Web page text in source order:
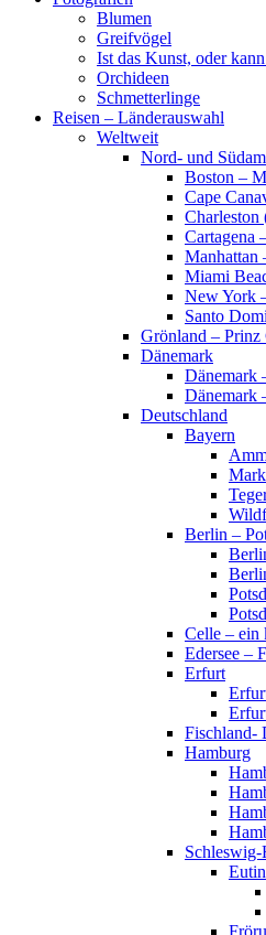
Blumen
Greifvögel
Ist das Kunst, oder
Orchideen
Schmetterlinge
Reisen – Länderauswahl
Weltweit
Nord- und
Boston –
Cape
Charleston
Cartagena
Manhattan
Miami
New York
Santo
Grönland – Prinz
Dänemark
Dänemark
Dänemark
Deutschland
Bayern
Berlin –
Celle – ein
Edersee –
Erfurt
Fischland-
Hamburg
Schleswig-
Eutin